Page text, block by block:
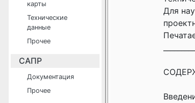
карты
Технические
данные
Прочее
САПР
Документация
Прочее
Для